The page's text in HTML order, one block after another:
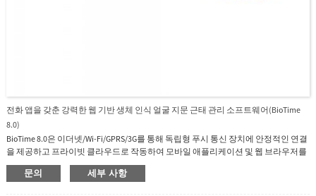
전화 앱을 갖춘 강력한 웹 기반 생체 인식 얼굴 지문 근태 관리 소프트웨어(BioTime
8.0)
BioTime 8.0은 이더넷/Wi-Fi/GPRS/3G를 통해 독립형 푸시 통신 장치에 안정적인 연결
을 제공하고 프라이빗 클라우드로 작동하여 모바일 애플리케이션 및 웹 브라우저를
통해 직원 셀프 서비스를 제공하는 강력한 웹 기반 근태 관리 소프트웨어입니다. .
문의 세부 사항